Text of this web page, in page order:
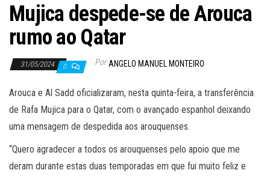
Mujica despede-se de Arouca
rumo ao Qatar
31/05/2024 0 Por ANGELO MANUEL MONTEIRO
Arouca e Al Sadd oficializaram, nesta quinta-feira, a transferência
de Rafa Mujica para o Qatar, com o avançado espanhol deixando
uma mensagem de despedida aos arouquenses.
“Quero agradecer a todos os arouquenses pelo apoio que me
deram durante estas duas temporadas em que fui muito feliz e